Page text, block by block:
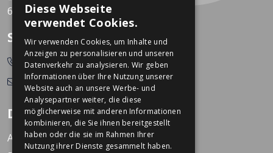
6301 KZ Valkenburg
So erreichen Sie uns
0478-532166
info@dekkerstweewielers.nl
Dekkers Zweiräder
Arbeiten bei Dekkers
Diese Webseite
verwendet Cookies.
Wir verwenden Cookies, um Inhalte und
Anzeigen zu personalisieren und unseren
Datenverkehr zu analysieren. Wir geben
Informationen über Ihre Nutzung unserer
Website auch an unsere Werbe- und
Analysepartner weiter, die diese
möglicherweise mit anderen Informationen
kombinieren, die Sie ihnen bereitgestellt
haben oder die sie im Rahmen Ihrer
Nutzung ihrer Dienste gesammelt haben.